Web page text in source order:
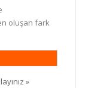
oluşan fark
»